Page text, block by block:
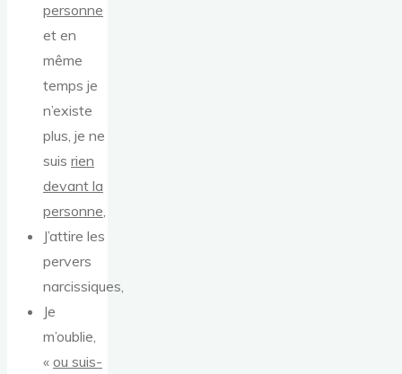
personne
et en
même
temps je
n’existe
plus, je ne
suis rien
devant la
personne,
J’attire les
pervers
narcissiques,
Je
m’oublie,
« ou suis-